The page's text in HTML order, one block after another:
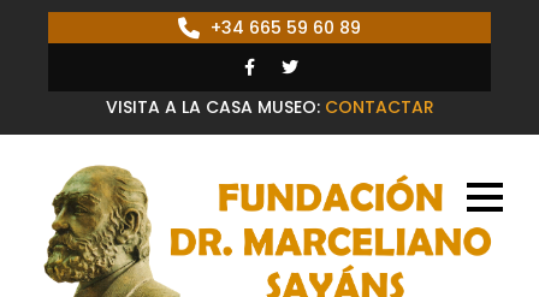
+34 665 59 60 89
VISITA A LA CASA MUSEO: CONTACTAR